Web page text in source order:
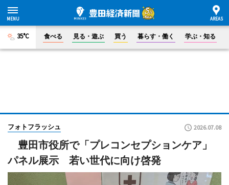
35°C 食べる 見る・遊ぶ 買う 暮らす・働く 学ぶ・知る
フォトフラッシュ 2026.07.08
豊田市役所で「プレコンセプションケア」
パネル展示 若い世代に向け啓発